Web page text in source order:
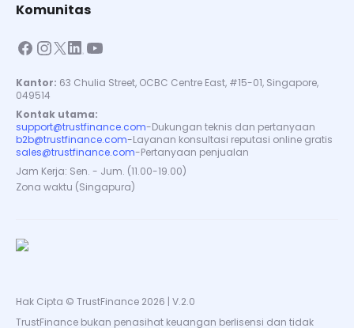
Komunitas
Kantor: 63 Chulia Street, OCBC Centre East, #15-01, Singapore,
049514
Kontak utama:
support@trustfinance.com-Dukungan teknis dan pertanyaan
b2b@trustfinance.com-Layanan konsultasi reputasi online gratis
sales@trustfinance.com-Pertanyaan penjualan
Jam Kerja: Sen. - Jum. (11.00-19.00)
Zona waktu (Singapura)
Hak Cipta © TrustFinance 2026 | V.2.0
TrustFinance bukan penasihat keuangan berlisensi dan tidak